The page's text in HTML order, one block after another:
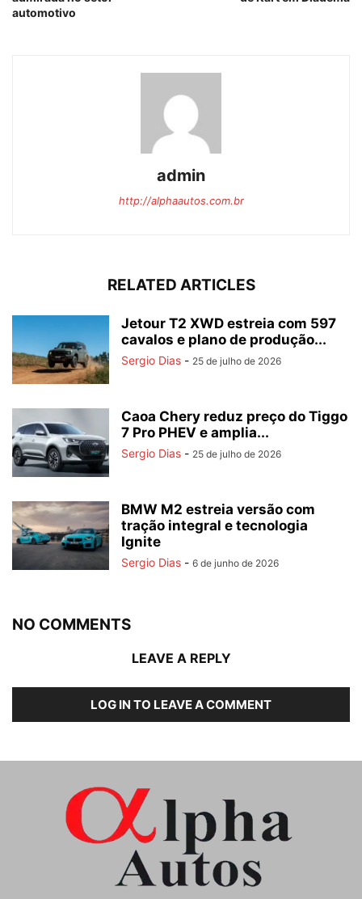
automotivo
admin
http://alphaautos.com.br
RELATED ARTICLES
Jetour T2 XWD estreia com 597
cavalos e plano de produção...
Sergio Dias - 25 de julho de 2026
Caoa Chery reduz preço do Tiggo
7 Pro PHEV e amplia...
Sergio Dias - 25 de julho de 2026
BMW M2 estreia versão com
tração integral e tecnologia
Ignite
Sergio Dias - 6 de junho de 2026
NO COMMENTS
LEAVE A REPLY
LOG IN TO LEAVE A COMMENT